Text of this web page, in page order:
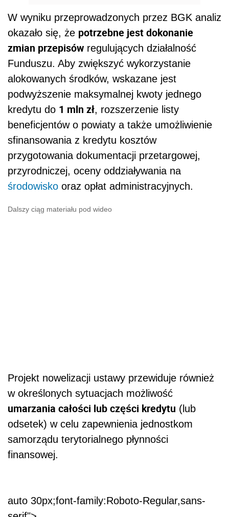
W wyniku przeprowadzonych przez BGK analiz
okazało się, że potrzebne jest dokonanie
zmian przepisów regulujących działalność
Funduszu. Aby zwiększyć wykorzystanie
alokowanych środków, wskazane jest
podwyższenie maksymalnej kwoty jednego
kredytu do 1 mln zł, rozszerzenie listy
beneficjentów o powiaty a także umożliwienie
sfinansowania z kredytu kosztów
przygotowania dokumentacji przetargowej,
przyrodniczej, oceny oddziaływania na
środowisko oraz opłat administracyjnych.
Dalszy ciąg materiału pod wideo
Projekt nowelizacji ustawy przewiduje również
w określonych sytuacjach możliwość
umarzania całości lub części kredytu (lub
odsetek) w celu zapewnienia jednostkom
samorządu terytorialnego płynności
finansowej.
auto 30px;font-family:Roboto-Regular,sans-